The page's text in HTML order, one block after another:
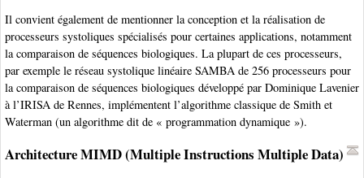
Il convient également de mentionner la conception et la réalisation de
processeurs systoliques spécialisés pour certaines applications, notamment
la comparaison de séquences biologiques. La plupart de ces processeurs,
par exemple le réseau systolique linéaire SAMBA de 256 processeurs pour
la comparaison de séquences biologiques développé par Dominique Lavenier
à l’IRISA de Rennes, implémentent l’algorithme classique de Smith et
Waterman (un algorithme dit de « programmation dynamique »).
Architecture MIMD (Multiple Instructions Multiple Data)